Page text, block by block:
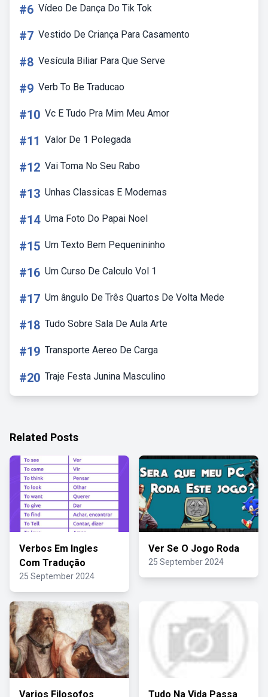
#6 Vídeo De Dança Do Tik Tok
#7 Vestido De Criança Para Casamento
#8 Vesícula Biliar Para Que Serve
#9 Verb To Be Traducao
#10 Vc E Tudo Pra Mim Meu Amor
#11 Valor De 1 Polegada
#12 Vai Toma No Seu Rabo
#13 Unhas Classicas E Modernas
#14 Uma Foto Do Papai Noel
#15 Um Texto Bem Pequenininho
#16 Um Curso De Calculo Vol 1
#17 Um ângulo De Três Quartos De Volta Mede
#18 Tudo Sobre Sala De Aula Arte
#19 Transporte Aereo De Carga
#20 Traje Festa Junina Masculino
Related Posts
Verbos Em Ingles
Com Tradução
25 September 2024
Ver Se O Jogo Roda
25 September 2024
Varios Filosofos Tudo Na Vida Passa